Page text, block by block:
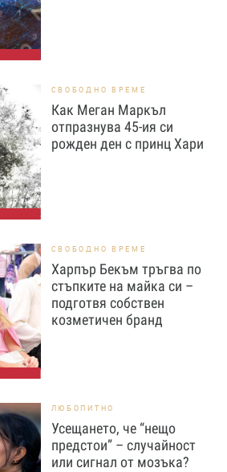
СВОБОДНО ВРЕМЕ
Как Меган Маркъл
отпразнува 45-ия си
рожден ден с принц Хари
СВОБОДНО ВРЕМЕ
Харпър Бекъм тръгва по
стъпките на майка си –
подготвя собствен
козметичен бранд
ЛЮБОПИТНО
Усещането, че “нещо
предстои” – случайност
или сигнал от мозъка?